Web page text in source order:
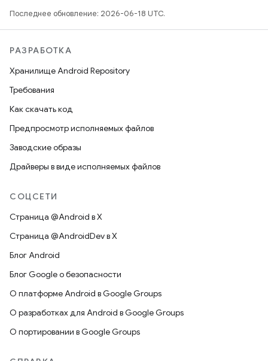
Последнее обновление: 2026-06-18 UTC.
РАЗРАБОТКА
Хранилище Android Repository
Требования
Как скачать код
Предпросмотр исполняемых файлов
Заводские образы
Драйверы в виде исполняемых файлов
СОЦСЕТИ
Страница @Android в X
Страница @AndroidDev в X
Блог Android
Блог Google о безопасности
О платформе Android в Google Groups
О разработках для Android в Google Groups
О портировании в Google Groups